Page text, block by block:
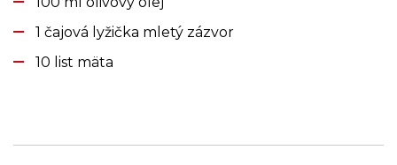
1 čajová lyžička mletý zázvor
10 list mäta